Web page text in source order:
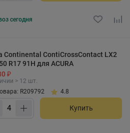
сегодня
Continental ContiCrossContact LX2
R17 91H для ACURA
₽
> 12 шт.
R209792
4.8
Купить